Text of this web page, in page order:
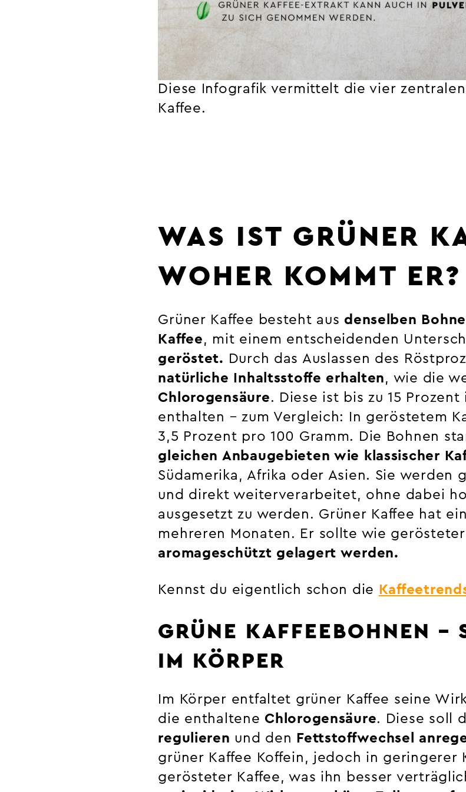
Diese Infografik vermittelt die vier
Kaffee.
WAS IST GRÜNER
WOHER KOMMT ER?
Grüner Kaffee besteht aus denselben
Kaffee, mit einem entscheidenden
geröstet. Durch das Auslassen des
natürliche Inhaltsstoffe erhalten, wie die
Chlorogensäure. Diese ist bis zu 15 Prozent
enthalten – zum Vergleich: In geröstetem
3,5 Prozent pro 100 Gramm. Die Bohnen
gleichen Anbaugebieten wie klassischer
Südamerika, Afrika oder Asien. Sie werden
und direkt weiterverarbeitet, ohne dabei
ausgesetzt zu werden. Grüner Kaffee hat
mehreren Monaten. Er sollte wie gerösteter
aromageschützt gelagert werden.
Kennst du eigentlich schon die
GRÜNE KAFFEEBOHNEN –
IM KÖRPER
Im Körper entfaltet grüner Kaffee seine
die enthaltene Chlorogensäure. Diese soll
regulieren und den Fettstoffwechsel
grüner Kaffee Koffein, jedoch in geringerer
gerösteter Kaffee, was ihn besser